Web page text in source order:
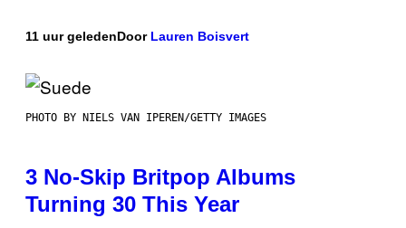
11 uur geledenDoor Lauren Boisvert
PHOTO BY NIELS VAN IPEREN/GETTY IMAGES
3 No-Skip Britpop Albums
Turning 30 This Year